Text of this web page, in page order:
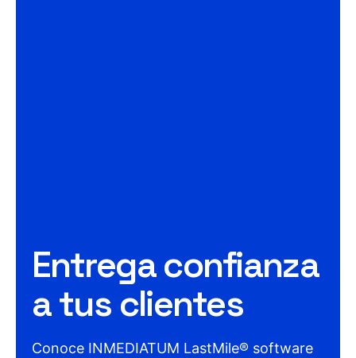
Entrega confianza
a tus clientes
Conoce INMEDIATUM LastMile® software